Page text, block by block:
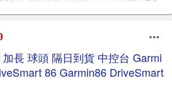
長 球頭 隔日到貨 中控台 Garmi
86 Garmin86 DriveSmart